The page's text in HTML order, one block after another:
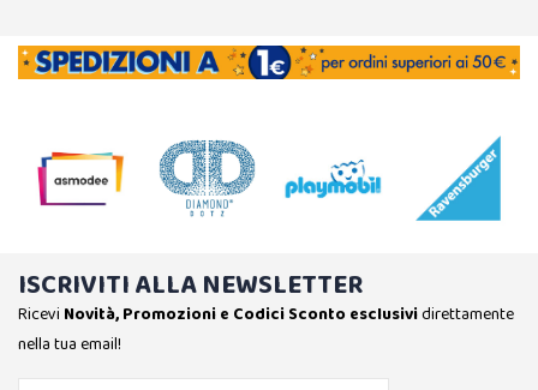
ISCRIVITI ALLA NEWSLETTER
Ricevi Novità, Promozioni e Codici Sconto esclusividirettamente
nella tua email!